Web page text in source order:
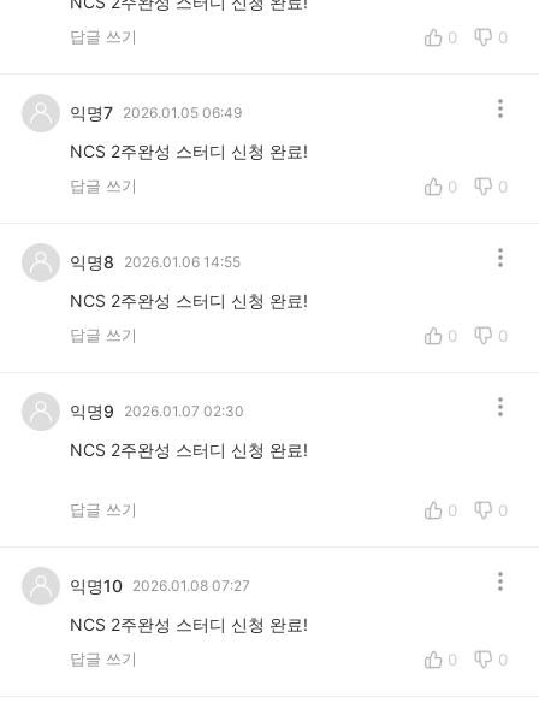
답글 쓰기 0 0
익명7 2026.01.05 06:49
NCS 2주완성 스터디 신청 완료!
답글 쓰기 0 0
익명8 2026.01.06 14:55
NCS 2주완성 스터디 신청 완료!
답글 쓰기 0 0
익명9 2026.01.07 02:30
NCS 2주완성 스터디 신청 완료!
답글 쓰기 0 0
익명10 2026.01.08 07:27
NCS 2주완성 스터디 신청 완료!
답글 쓰기 0 0